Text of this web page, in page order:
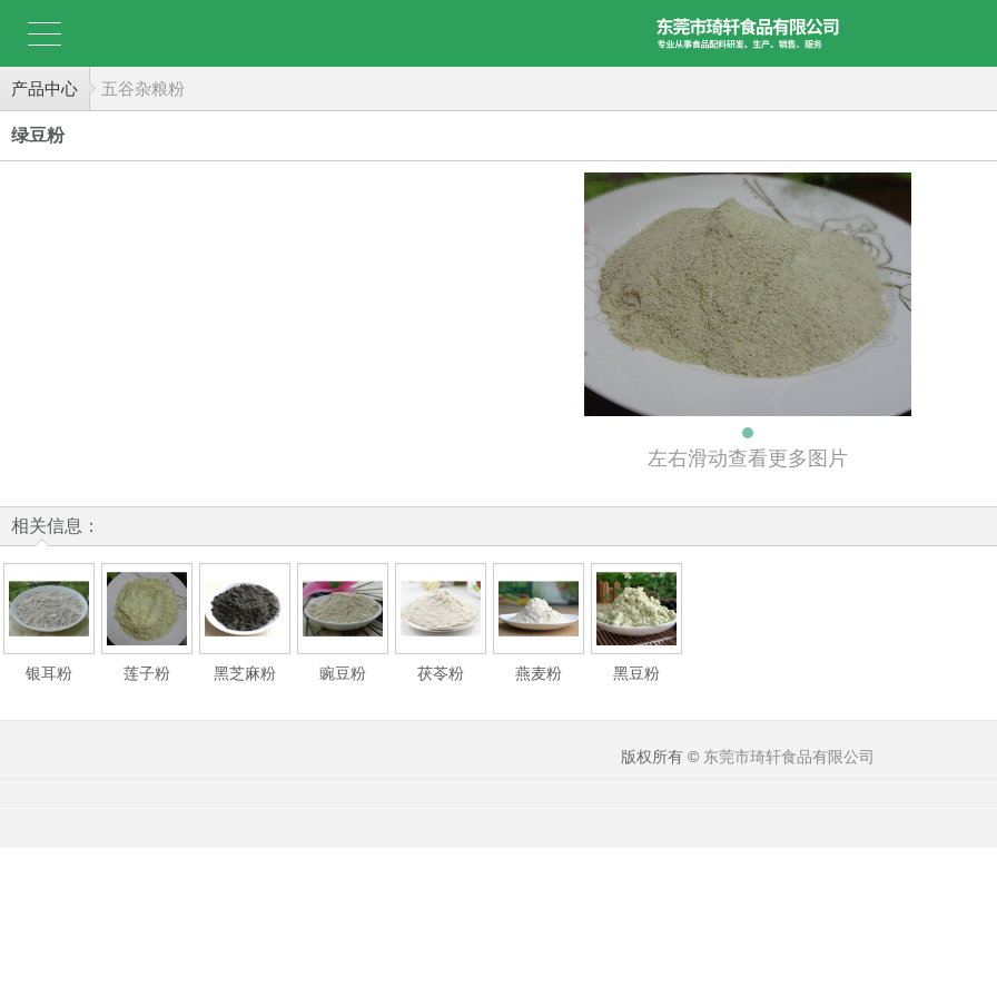
产品中心 五谷杂粮粉
绿豆粉
左右滑动查看更多图片
相关信息：
银耳粉 莲子粉 黑芝麻粉 豌豆粉 茯苓粉 燕麦粉 黑豆粉
版权所有 © 东莞市琦轩食品有限公司